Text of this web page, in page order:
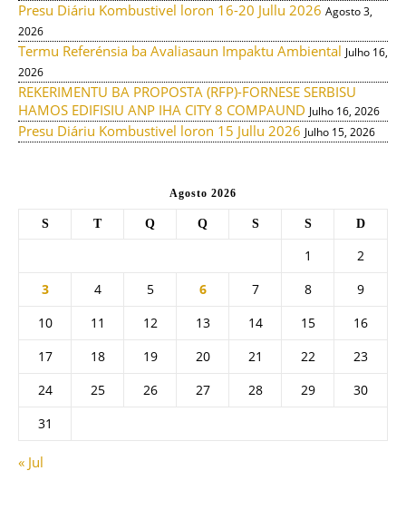
Presu Diáriu Kombustivel loron 16-20 Jullu 2026 Agosto 3,
2026
Termu Referénsia ba Avaliasaun Impaktu Ambiental Julho 16,
2026
REKERIMENTU BA PROPOSTA (RFP)-FORNESE SERBISU
HAMOS EDIFISIU ANP IHA CITY 8 COMPAUND Julho 16, 2026
Presu Diáriu Kombustivel loron 15 Jullu 2026 Julho 15, 2026
Agosto 2026
S T Q Q S S D
1
2
3
4 5 6 7 8
9
10
11 12 13 14 15
16
17
18 19 20 21 22
23
24
25 26 27 28 29
30
31
« Jul